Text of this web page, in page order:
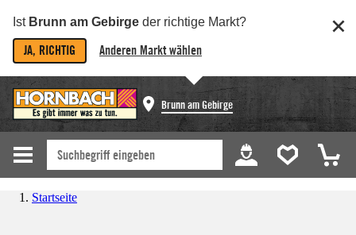
Ist Brunn am Gebirge der richtige Markt?
JA, RICHTIG Anderen Markt wählen
Brunn am Gebirge
Startseite